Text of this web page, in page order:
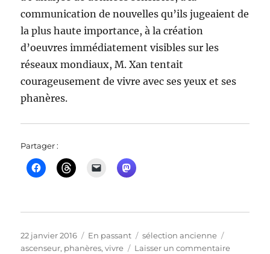
communication de nouvelles qu’ils jugeaient de
la plus haute importance, à la création
d’oeuvres immédiatement visibles sur les
réseaux mondiaux, M. Xan tentait
courageusement de vivre avec ses yeux et ses
phanères.
Partager :
Publié
le
22 janvier 2016 Format
En passant Catégories
sélection ancienne
ascenseur, phanères,vivre Laisser un commentairesur